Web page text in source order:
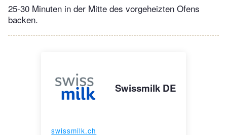
25-30 Minuten in der Mitte des vorgeheizten Ofens
backen.
Swissmilk DE
swissmilk.ch